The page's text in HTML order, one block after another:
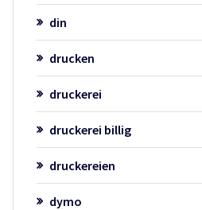
din
drucken
druckerei
druckerei billig
druckereien
dymo